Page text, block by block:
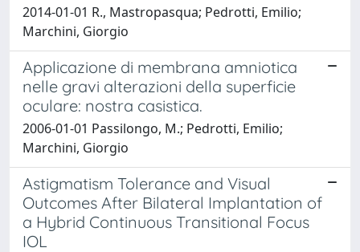
2014-01-01 R., Mastropasqua; Pedrotti, Emilio;
Marchini, Giorgio
Applicazione di membrana amniotica
nelle gravi alterazioni della superficie
oculare: nostra casistica.
2006-01-01 Passilongo, M.; Pedrotti, Emilio;
Marchini, Giorgio
Astigmatism Tolerance and Visual
Outcomes After Bilateral Implantation of
a Hybrid Continuous Transitional Focus
IOL